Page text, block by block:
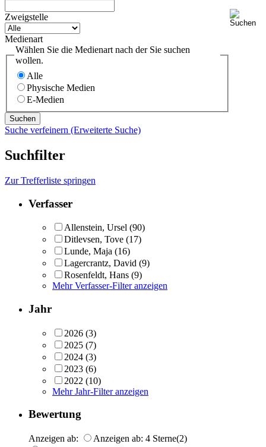
Zweigstelle
Medienart
Wählen Sie die Medienart nach der Sie suchen
wollen.
Alle
Physische Medien
E-Medien
Suche verfeinern (Erweiterte Suche)
Suchfilter
Zur Trefferliste springen
Verfasser
Allenstein, Ursel (90)
Ditlevsen, Tove (17)
Lunde, Maja (16)
Lagercrantz, David (9)
Rosenfeldt, Hans (9)
Mehr Verfasser-Filter anzeigen
Jahr
2026 (3)
2025 (7)
2024 (3)
2023 (6)
2022 (10)
Mehr Jahr-Filter anzeigen
Bewertung
Anzeigen ab: Anzeigen ab: 4 Sterne(2)